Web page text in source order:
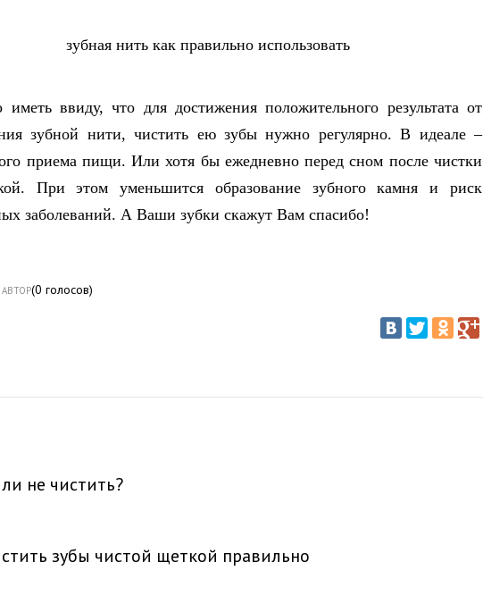
иметь ввиду, что для достижения положительного результата от
зубной нити, чистить ею зубы нужно регулярно. В идеале –
приема пищи. Или хотя бы ежедневно перед сном после чистки
При этом уменьшится образование зубного камня и риск
заболеваний. А Ваши зубки скажут Вам спасибо!
АВТОР(0 голосов)
не чистить?
зубы чистой щеткой правильно